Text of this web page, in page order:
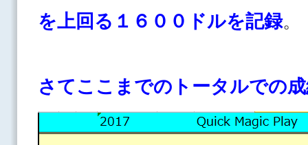
を上回る１６００ドルを記録。
さてここまでのトータルでの